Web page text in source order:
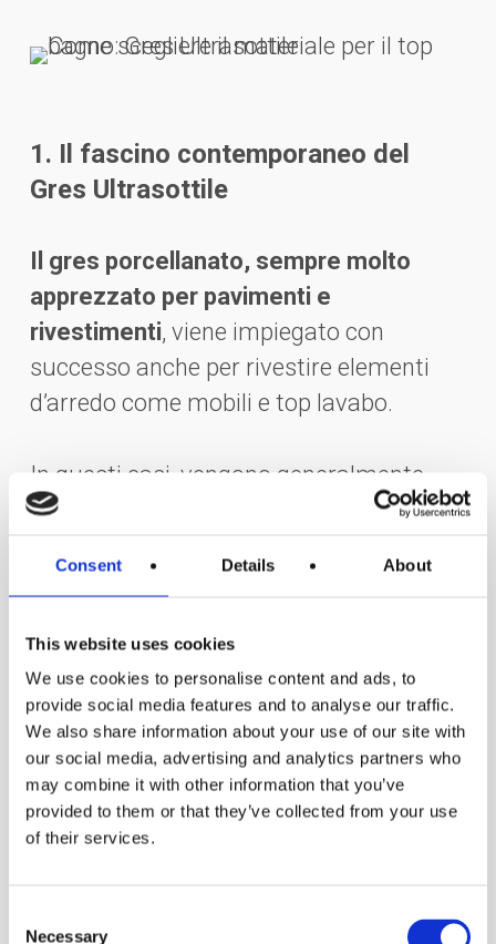
Consent Details About
This website uses cookies
We use cookies to personalise content and ads, to
provide social media features and to analyse our traffic.
We also share information about your use of our site with
our social media, advertising and analytics partners who
may combine it with other information that you’ve
provided to them or that they’ve collected from your use
of their services.
Necessary
1. Il fascino contemporaneo del
Gres Ultrasottile
Il gres porcellanato, sempre molto
apprezzato per pavimenti e
rivestimenti, viene impiegato con
successo anche per rivestire elementi
d’arredo come mobili e top lavabo.
In questi casi, vengono generalmente
preferiti
spessore che riescono a coniugare i
resistenza a graffi, usura e abrasioni,
facilità di pulizia, versatilità stilistica) con
un design dal forte appeal
contemporaneo.
Il Gres consente la massima
scegliendo una nuance calda nei colori